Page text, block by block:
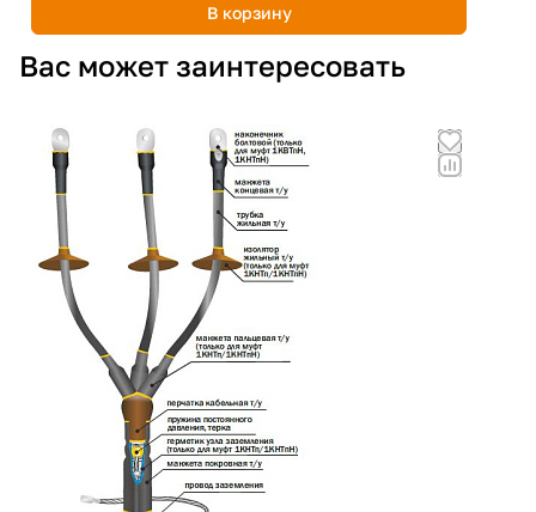
В корзину
Вас может заинтересовать